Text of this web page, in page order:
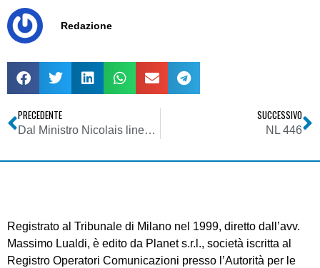
Redazione
PRECEDENTE
Dal Ministro Nicolais linee di indirizzo sui contratti di lavoro a tempo determinato nella Pa (e anche sui collaboratori)
SUCCESSIVO
NL 446
Registrato al Tribunale di Milano nel 1999, diretto dall’avv.
Massimo Lualdi, è edito da Planet s.r.l., società iscritta al
Registro Operatori Comunicazioni presso l’Autorità per le